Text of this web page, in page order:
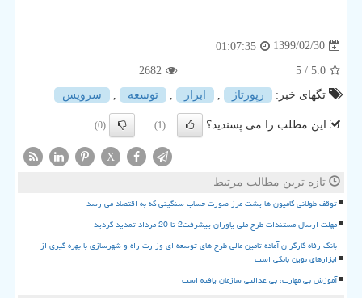
1399/02/30
01:07:35
5.0
/ 5
2682
تگهای خبر:
رپورتاژ , ابزار , توسعه , سرویس
این مطلب را می پسندید؟ (1)
(0)
X
تازه ترین مطالب مرتبط
توقف طولانی کامیون ها پشت مرز صورت حساب سنگینی که به اقتصاد می رسد
مهلت ارسال مستندات طرح ملی یاوران پیشرفت2 تا 20 مرداد تمدید گردید
بانک رفاه کارگران آماده تامین مالی طرح های توسعه ای وزارت راه و شهرسازی با بهره گیری از
ابزارهای نوین بانکی است
آموزش بی مهارت، بی عدالتی سازمان یافته است